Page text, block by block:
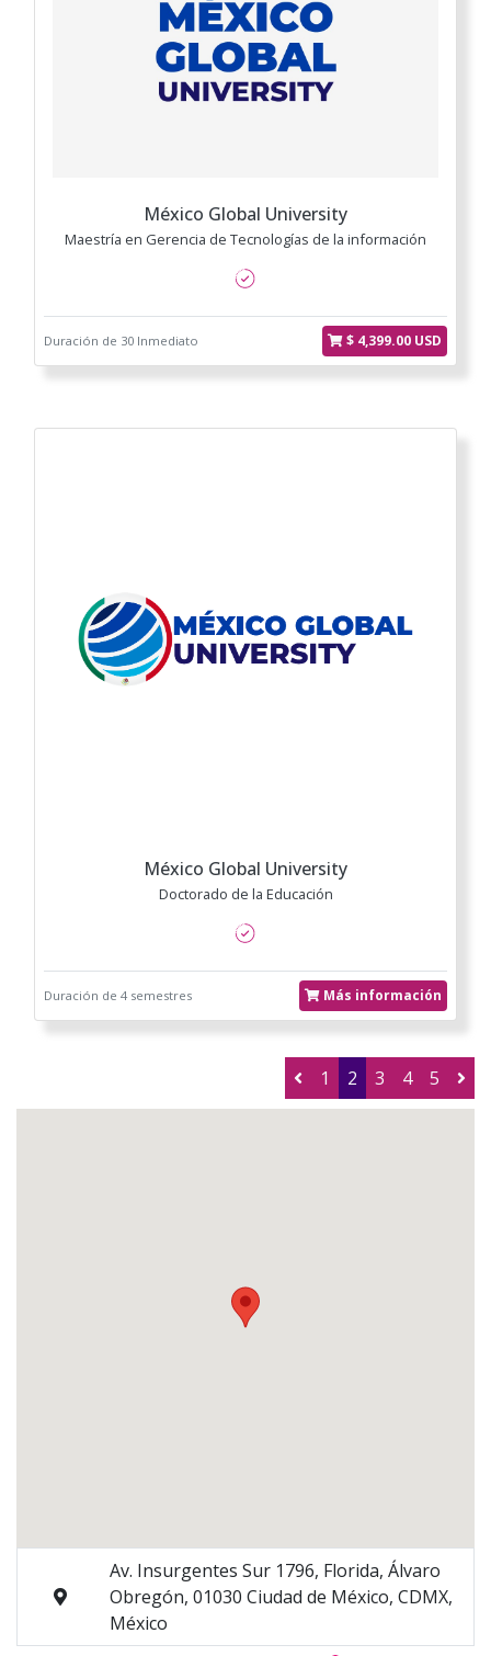
México Global University
Maestría en Gerencia de Tecnologías de la información
Duración de 30 Inmediato $ 4,399.00 USD
México Global University
Doctorado de la Educación
Duración de 4 semestres Más información
1 2 3 4 5
Av. Insurgentes Sur 1796, Florida, Álvaro
Obregón, 01030 Ciudad de México, CDMX,
México